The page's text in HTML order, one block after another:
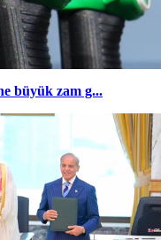
büyük zam g...